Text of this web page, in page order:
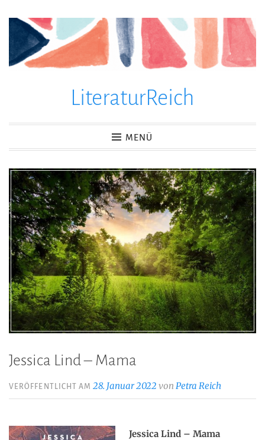
Zum
springen
LiteraturReich
MENÜ
Jessica Lind – Mama
VERÖFFENTLICHT AM28. Januar 2022 vonPetra Reich
Jessica Lind – Mama